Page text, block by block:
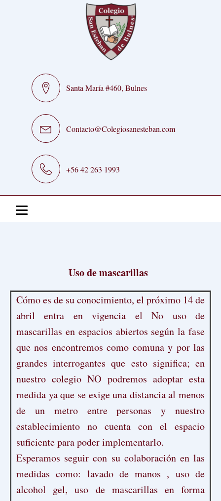
Santa María #460, Bulnes
Contacto@Colegiosanesteban.com
+56 42 263 1993
Uso de mascarillas
Cómo es de su conocimiento, el próximo 14 de
abril entra en vigencia el No uso de
mascarillas en espacios abiertos según la fase
que nos encontremos como comuna y por las
grandes interrogantes que esto significa; en
nuestro colegio NO podremos adoptar esta
medida ya que se exige una distancia al menos
de un metro entre personas y nuestro
establecimiento no cuenta con el espacio
suficiente para poder implementarlo.
Esperamos seguir con su colaboración en las
medidas como: lavado de manos , uso de
alcohol gel, uso de mascarillas en forma